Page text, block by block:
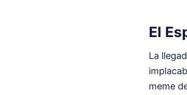
El
La
meme